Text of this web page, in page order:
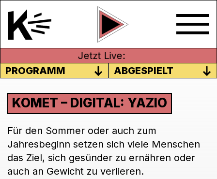
Jetzt Live:
PROGRAMM
ABGESPIELT
KOMET – DIGITAL: YAZIO
Für den Sommer oder auch zum
Jahresbeginn setzen sich viele Menschen
das Ziel, sich gesünder zu ernähren oder
auch an Gewicht zu verlieren.